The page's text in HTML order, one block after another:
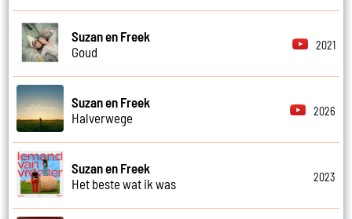
Suzan en Freek
Goud
2021
Suzan en Freek
Halverwege
2026
Suzan en Freek
Het beste wat ik was
2023